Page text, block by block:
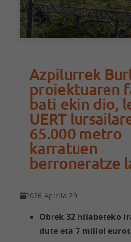
Azpilurrek
proiektuaren
bati ekin dio,
UERT
65.000 metro
karratuen
berroneratze
2026 Apirila 29
Obrek 32 hilabeteko
dute eta 7 milioi